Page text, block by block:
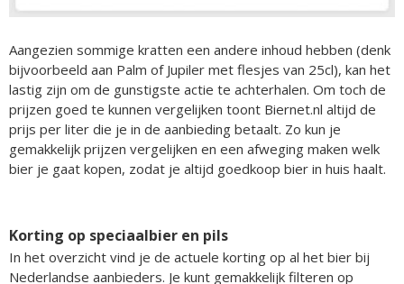
Aangezien sommige kratten een andere inhoud hebben (denk
bijvoorbeeld aan Palm of Jupiler met flesjes van 25cl), kan het
lastig zijn om de gunstigste actie te achterhalen. Om toch de
prijzen goed te kunnen vergelijken toont Biernet.nl altijd de
prijs per liter die je in de aanbieding betaalt. Zo kun je
gemakkelijk prijzen vergelijken en een afweging maken welk
bier je gaat kopen, zodat je altijd goedkoop bier in huis haalt.
Korting op speciaalbier en pils
In het overzicht vind je de actuele korting op al het bier bij
Nederlandse aanbieders. Je kunt gemakkelijk filteren op